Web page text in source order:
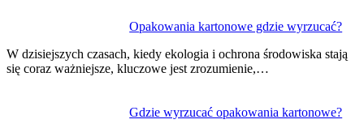
Opakowania kartonowe gdzie wyrzucać?
W dzisiejszych czasach, kiedy ekologia i ochrona środowiska stają
się coraz ważniejsze, kluczowe jest zrozumienie,…
Gdzie wyrzucać opakowania kartonowe?